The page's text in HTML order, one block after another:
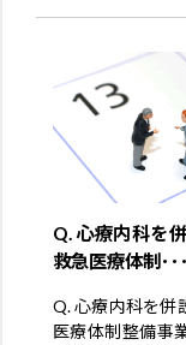
Q. 心療内科を
救急医療体制･･･
Q. 心療内科を併
医療体制整備事